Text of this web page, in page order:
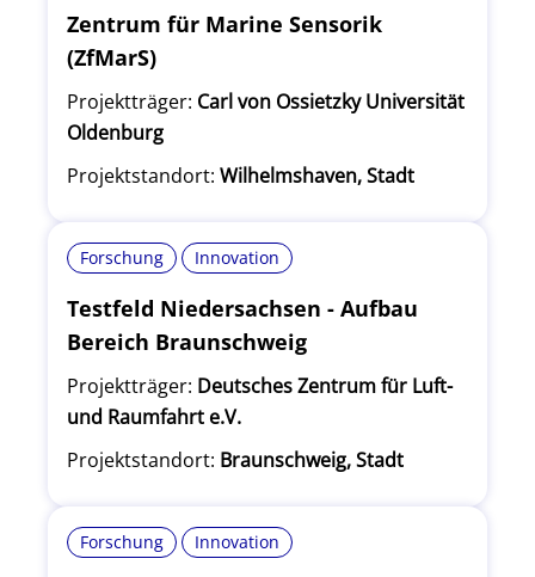
Zentrum für Marine Sensorik
(ZfMarS)
Projektträger: Carl von Ossietzky Universität
Oldenburg
Projektstandort: Wilhelmshaven, Stadt
Forschung Innovation
Testfeld Niedersachsen - Aufbau
Bereich Braunschweig
Projektträger: Deutsches Zentrum für Luft-
und Raumfahrt e.V.
Projektstandort: Braunschweig, Stadt
Forschung Innovation